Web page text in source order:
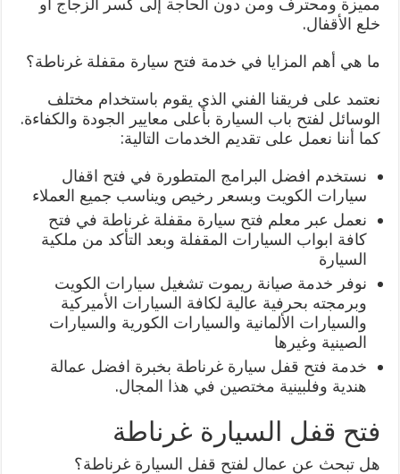
خلع الأقفال.
ما هي أهم المزايا في خدمة فتح سيارة مقفلة غرناطة؟
نعتمد على فريقنا الفني الذي يقوم باستخدام مختلف
الوسائل لفتح باب السيارة بأعلى معايير الجودة والكفاءة.
كما أننا نعمل على تقديم الخدمات التالية:
نستخدم افضل البرامج المتطورة في فتح اقفال
سيارات الكويت وبسعر رخيص ويناسب جميع العملاء
نعمل عبر معلم فتح سيارة مقفلة غرناطة في فتح
كافة ابواب السيارات المقفلة وبعد التأكد من ملكية
السيارة
نوفر خدمة صيانة ريموت تشغيل سيارات الكويت
وبرمجته بحرفية عالية لكافة السيارات الأميركية
والسيارات الألمانية والسيارات الكورية والسيارات
الصينية وغيرها
خدمة فتح قفل سيارة غرناطة بخبرة افضل عمالة
هندية وفلبينية مختصين في هذا المجال.
فتح قفل السيارة غرناطة
هل تبحث عن عمال لفتح قفل السيارة غرناطة؟